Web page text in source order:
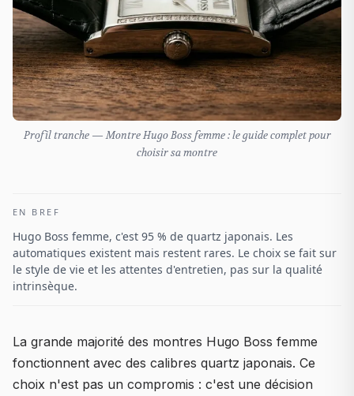
Profil tranche — Montre Hugo Boss femme : le guide complet pour
choisir sa montre
EN BREF
Hugo Boss femme, c'est 95 % de quartz japonais. Les
automatiques existent mais restent rares. Le choix se fait sur
le style de vie et les attentes d'entretien, pas sur la qualité
intrinsèque.
La grande majorité des montres Hugo Boss femme
fonctionnent avec des calibres quartz japonais. Ce
choix n'est pas un compromis : c'est une décision